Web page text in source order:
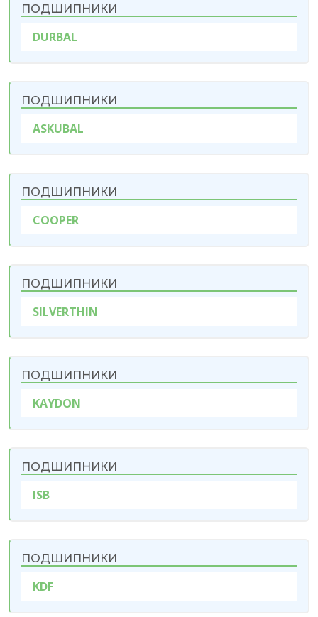
ПОДШИПНИКИ
DURBAL
ПОДШИПНИКИ
ASKUBAL
ПОДШИПНИКИ
COOPER
ПОДШИПНИКИ
SILVERTHIN
ПОДШИПНИКИ
KAYDON
ПОДШИПНИКИ
ISB
ПОДШИПНИКИ
KDF